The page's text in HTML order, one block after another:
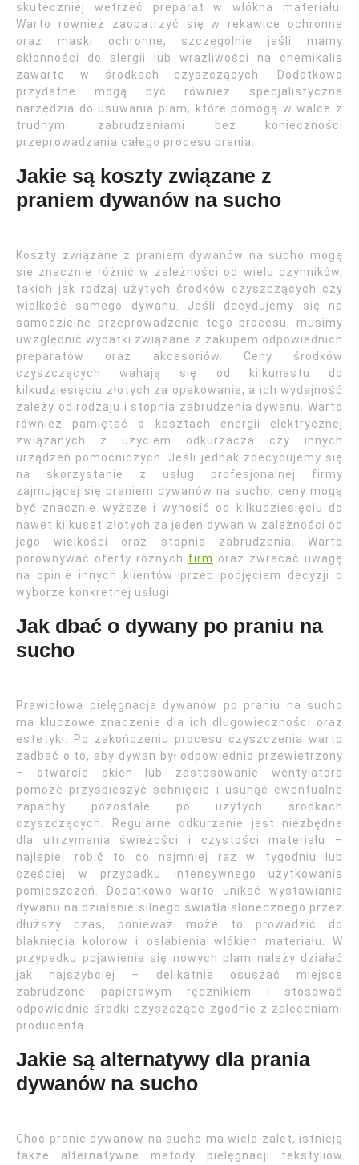
skuteczniej wetrzeć preparat w włókna materiału.
Warto również zaopatrzyć się w rękawice ochronne
oraz maski ochronne, szczególnie jeśli mamy
skłonności do alergii lub wrażliwości na chemikalia
zawarte w środkach czyszczących. Dodatkowo
przydatne mogą być również specjalistyczne
narzędzia do usuwania plam, które pomogą w walce z
trudnymi zabrudzeniami bez konieczności
przeprowadzania całego procesu prania.
Jakie są koszty związane z
praniem dywanów na sucho
Koszty związane z praniem dywanów na sucho mogą
się znacznie różnić w zależności od wielu czynników,
takich jak rodzaj użytych środków czyszczących czy
wielkość samego dywanu. Jeśli decydujemy się na
samodzielne przeprowadzenie tego procesu, musimy
uwzględnić wydatki związane z zakupem odpowiednich
preparatów oraz akcesoriów. Ceny środków
czyszczących wahają się od kilkunastu do
kilkudziesięciu złotych za opakowanie, a ich wydajność
zależy od rodzaju i stopnia zabrudzenia dywanu. Warto
również pamiętać o kosztach energii elektrycznej
związanych z użyciem odkurzacza czy innych
urządzeń pomocniczych. Jeśli jednak zdecydujemy się
na skorzystanie z usług profesjonalnej firmy
zajmującej się praniem dywanów na sucho, ceny mogą
być znacznie wyższe i wynosić od kilkudziesięciu do
nawet kilkuset złotych za jeden dywan w zależności od
jego wielkości oraz stopnia zabrudzenia. Warto
porównywać oferty różnych firm oraz zwracać uwagę
na opinie innych klientów przed podjęciem decyzji o
wyborze konkretnej usługi.
Jak dbać o dywany po praniu na
sucho
Prawidłowa pielęgnacja dywanów po praniu na sucho
ma kluczowe znaczenie dla ich długowieczności oraz
estetyki. Po zakończeniu procesu czyszczenia warto
zadbać o to, aby dywan był odpowiednio przewietrzony
– otwarcie okien lub zastosowanie wentylatora
pomoże przyspieszyć schnięcie i usunąć ewentualne
zapachy pozostałe po użytych środkach
czyszczących. Regularne odkurzanie jest niezbędne
dla utrzymania świeżości i czystości materiału –
najlepiej robić to co najmniej raz w tygodniu lub
częściej w przypadku intensywnego użytkowania
pomieszczeń. Dodatkowo warto unikać wystawiania
dywanu na działanie silnego światła słonecznego przez
dłuższy czas, ponieważ może to prowadzić do
blaknięcia kolorów i osłabienia włókien materiału. W
przypadku pojawienia się nowych plam należy działać
jak najszybciej – delikatnie osuszać miejsce
zabrudzone papierowym ręcznikiem i stosować
odpowiednie środki czyszczące zgodnie z zaleceniami
producenta.
Jakie są alternatywy dla prania
dywanów na sucho
Choć pranie dywanów na sucho ma wiele zalet, istnieją
także alternatywne metody pielęgnacji tekstyliów